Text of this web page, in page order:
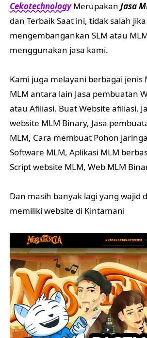
CekotechnologyMerupakan Jasa
dan Terbaik Saat ini, tidak salah
mengembangankan SLM atau
menggunakan jasa kami.
Kami juga melayani berbagai jenis
MLM antara lain Jasa pembuatan
atau Afiliasi, Buat Website afiliasi,
website MLM Binary, Jasa
MLM, Cara membuat Pohon
Software MLM, Aplikasi MLM
Script website MLM, Web MLM
Dan masih banyak lagi yang wajid
memiliki website di Kintamani